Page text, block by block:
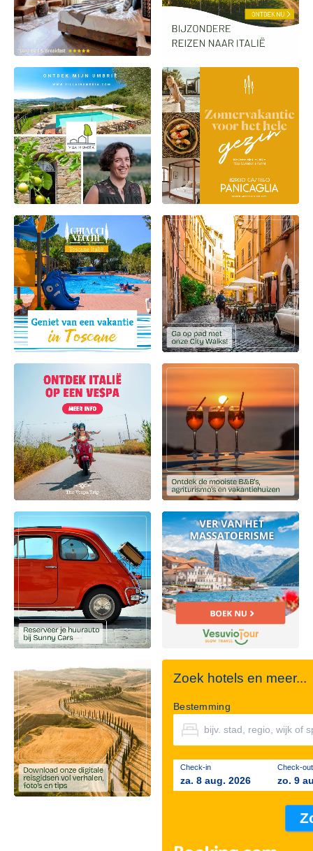
Zoek hotels en meer...
Bestemming
Check-in
za. 8 aug. 2026
Check-out
zo. 9